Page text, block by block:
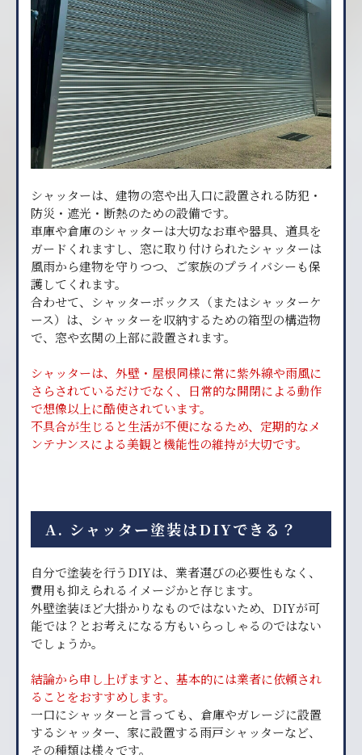
シャッターは、建物の窓や出入口に設置される防犯・
防災・遮光・断熱のための設備です。
車庫や倉庫のシャッターは大切なお車や器具、道具を
ガードくれますし、窓に取り付けられたシャッターは
風雨から建物を守りつつ、ご家族のプライバシーも保
護してくれます。
合わせて、シャッターボックス（またはシャッターケ
ース）は、シャッターを収納するための箱型の構造物
で、窓や玄関の上部に設置されます。
シャッターは、外壁・屋根同様に常に紫外線や雨風に
さらされているだけでなく、日常的な開閉による動作
で想像以上に酷使されています。
不具合が生じると生活が不便になるため、定期的なメ
ンテナンスによる美観と機能性の維持が大切です。
A. シャッター塗装はDIYできる？
自分で塗装を行うDIYは、業者選びの必要性もなく、
費用も抑えられるイメージかと存じます。
外壁塗装ほど大掛かりなものではないため、DIYが可
能では？とお考えになる方もいらっしゃるのではない
でしょうか。
結論から申し上げますと、基本的には業者に依頼され
ることをおすすめします。
一口にシャッターと言っても、倉庫やガレージに設置
するシャッター、家に設置する雨戸シャッターなど、
その種類は様々です。